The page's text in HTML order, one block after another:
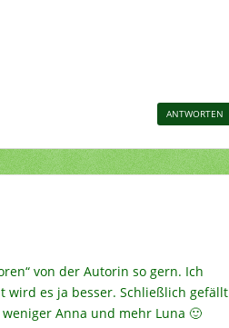
ANTWORTEN
von der Autorin so gern. Ich
wird es ja besser. Schließlich gefällt
Anna und mehr Luna 🙂